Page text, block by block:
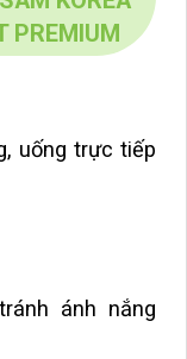
PREMIUM
uống trực tiếp
ánh nắng